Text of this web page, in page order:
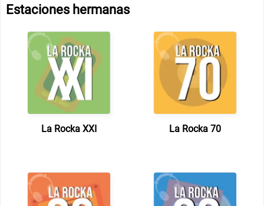
Estaciones hermanas
La Rocka XXI La Rocka 70